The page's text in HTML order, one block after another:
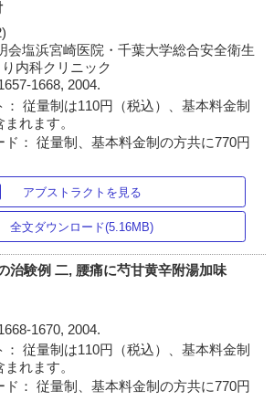
会塩浜宮崎医院・千葉大学総合安全衛生
内科クリニック
1668, 2004.
： 従量制は110円（税込）、基本料金制
れます。
ド： 従量制、基本料金制の方共に770円
アブストラクトを見る
全文ダウンロード(5.16MB)
治験例 二, 腰痛に芍甘黄辛附湯加味
1670, 2004.
： 従量制は110円（税込）、基本料金制
れます。
ド： 従量制、基本料金制の方共に770円